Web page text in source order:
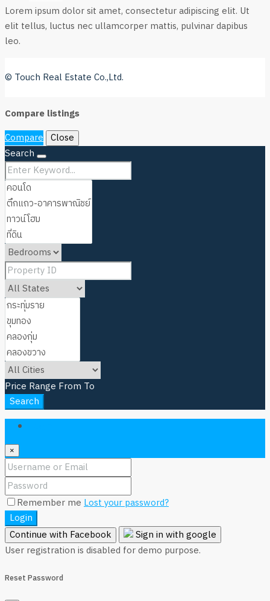
Lorem ipsum dolor sit amet, consectetur adipiscing elit. Ut
elit tellus, luctus nec ullamcorper mattis, pulvinar dapibus
leo.
© Touch Real Estate Co.,Ltd.
Compare listings
Compare Close
Search
Price Range From To
Search
×
Remember me Lost your password?
Login
Continue with Facebook
Sign in with google
User registration is disabled for demo purpose.
Reset Password